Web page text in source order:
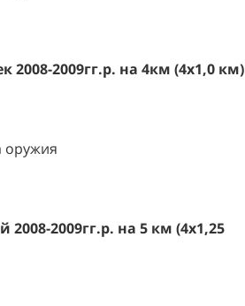
2008-2009гг.р. на 4км (4х1,0 км)
оружия
2009гг.р. на 5 км (4х1,25